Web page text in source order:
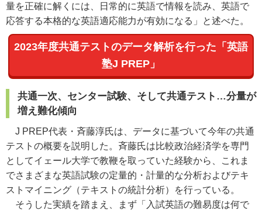
量を正確に解くには、日常的に英語で情報を読み、英語で
応答する本格的な英語適応能力が有効になる」と述べた。
2023年度共通テストのデータ解析を行った「英語
塾J PREP」
共通一次、センター試験、そして共通テスト…分量が
増え難化傾向
J PREP代表・斉藤淳氏は、データに基づいて今年の共通
テストの概要を説明した。斉藤氏は比較政治経済学を専門
としてイェール大学で教鞭を取っていた経験から、これま
でさまざまな英語試験の定量的・計量的な分析およびテキ
ストマイニング（テキストの統計分析）を行っている。
そうした実績を踏まえ、まず「入試英語の難易度は何で